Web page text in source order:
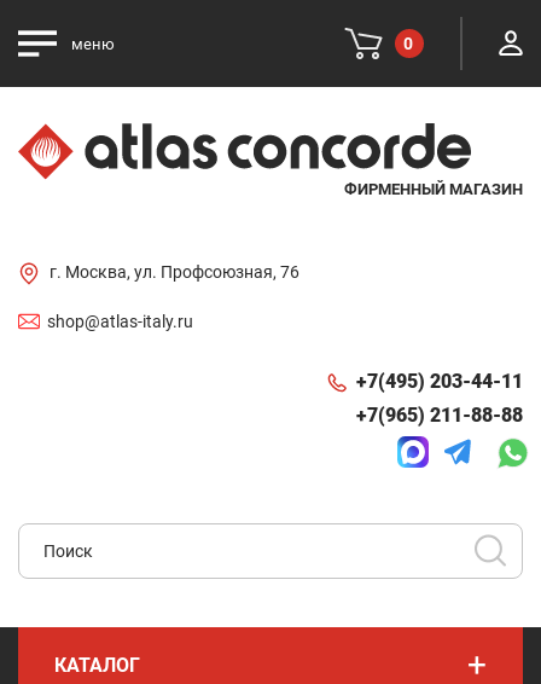
меню 0
ФИРМЕННЫЙ МАГАЗИН
г. Москва, ул. Профсоюзная, 76
shop@atlas-italy.ru
+7(495) 203-44-11
+7(965) 211-88-88
КАТАЛОГ +